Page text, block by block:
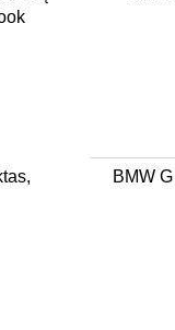
1–3 d.
Į KREPŠELĮ
BMW